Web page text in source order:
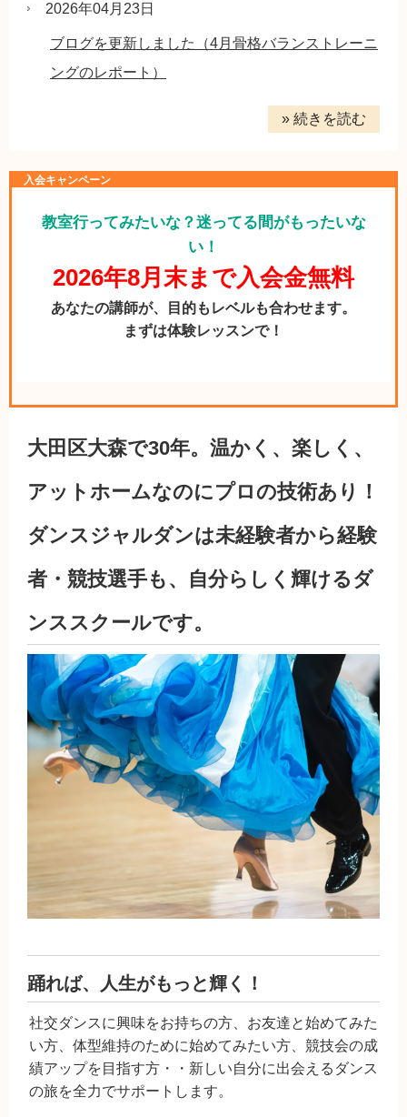
2026年04月23日
ブログを更新しました（4月骨格バランストレーニ
ングのレポート）
» 続きを読む
入会キャンペーン
教室行ってみたいな？迷ってる間がもったいな
い！
2026年8月末まで入会金無料
あなたの講師が、目的もレベルも合わせます。
まずは体験レッスンで！
大田区大森で30年。温かく、楽しく、
アットホームなのにプロの技術あり！
ダンスジャルダンは未経験者から経験
者・競技選手も、自分らしく輝けるダ
ンススクールです。
踊れば、人生がもっと輝く！
社交ダンスに興味をお持ちの方、お友達と始めてみた
い方、体型維持のために始めてみたい方、競技会の成
績アップを目指す方・・新しい自分に出会えるダンス
の旅を全力でサポートします。